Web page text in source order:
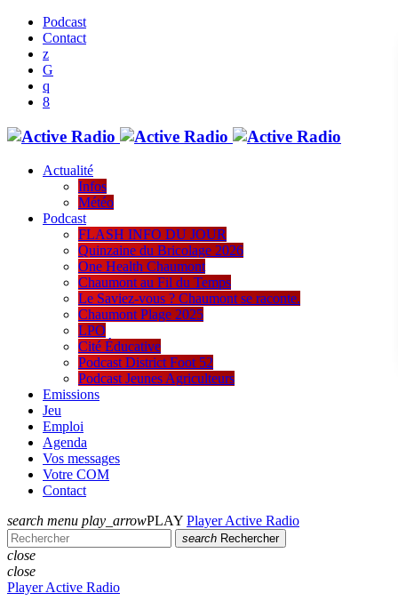
Podcast
Contact
Actualité
Infos
Météo
Podcast
FLASH INFO DU JOUR
Quinzaine du Bricolage 2026
One Health Chaumont
Chaumont au Fil du Temps
Le Saviez-vous ? Chaumont se raconte.
Chaumont Plage 2025
LPO
Cité Éducative
Podcast District Foot 52
Podcast Jeunes Agriculteurs
Emissions
Jeu
Emploi
Agenda
Vos messages
Votre COM
Contact
search menu play_arrowPLAY Player Active Radio
search Rechercher
close
close
Player Active Radio